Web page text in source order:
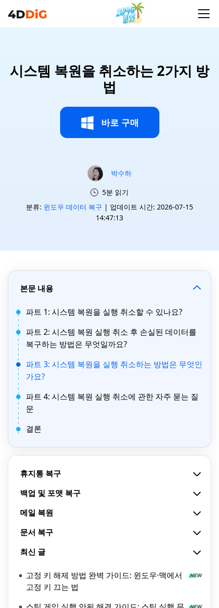
시스템 복원을 취소하는 2가지 방
법
바로 구매
박수하
5분 읽기
분류: 윈도우 데이터 복구 | 업데이트 시간: 2026-07-15
14:47:13
본문 내용
파트 1: 시스템 복원을 실행 취소할 수 있나요?
파트 2: 시스템 복원 실행 취소 후 손실된 데이터를
복구하는 방법은 무엇일까요?
파트 3: 시스템 복원을 실행 취소하는 방법은 무엇인
가요?
파트 4: 시스템 복원 실행 취소에 관한 자주 묻는 질
문
결론
휴지통 복구
백업 및 포맷 복구
메일 복원
문서 복구
최신 글
고정 키 해제 방법 완벽 가이드: 윈도우·맥에서
고정 키 끄는 법